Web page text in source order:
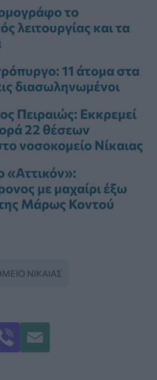
το
λειτουργίας και τα
11 άτομα στα
διασωληνωμένοι
Πειραιώς: Εκκρεμεί
22 θέσεων
νοσοκομείο Νίκαιας
«Αττικόν»:
με μαχαίρι έξω
Μάρως Κοντού
ΝΊΚΑΙΑΣ